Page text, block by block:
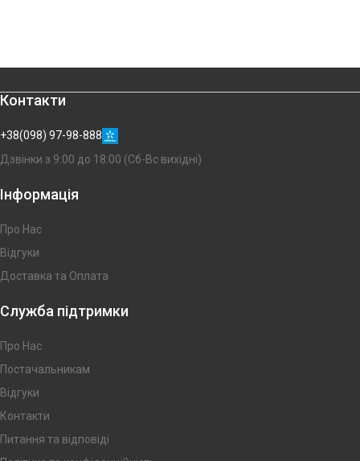
Контакти
+38(098) 97-98-888
Дзвінки з 9:00 до 18:00 (Сб-Вс вихідні)
Інформація
Про Нас
Відгуки
Доставка та Оплата
Служба підтримки
Про Нас
Постачальникам
Відгуки
Контакти
Питання та відповіді